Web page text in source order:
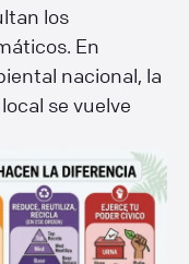
los
En
nacional, la
se vuelve